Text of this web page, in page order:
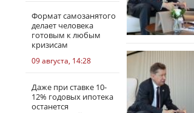
Формат самозанятого
делает человека
готовым к любым
кризисам
09 августа, 14:28
Даже при ставке 10-
12% годовых ипотека
останется